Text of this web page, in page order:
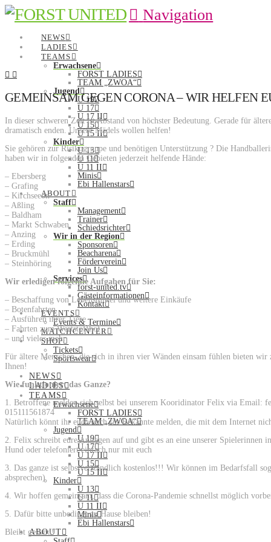
Navigation
NEWS
LADIES
TEAMS
Erwachsene
FORST LADIES
TEAM „ZWOA“
Jugend
U 19
U 17
U 17 II
U 15
U 15 II
Kinder
U 13
U 11
U 11 II
Minis
Ebi Hallenstars
ABOUT
Staff
Management
Trainer
Schiedsrichter
Wir in der Region
Sponsoren
Beacharena
Förderverein
Join Us
Services
forst-united.tv
Gästeinformationen
Kontakt
EVENTS
Events & Termine
MATCHCENTER
SHOP
Tickets
Sportswear
NEWS
LADIES
TEAMS
Erwachsene
FORST LADIES
TEAM „ZWOA“
Jugend
U 19
U 17
U 17 II
U 15
U 15 II
Kinder
U 13
U 11
U 11 II
Minis
Ebi Hallenstars
ABOUT
GEMEINSAM GEGEN CORONA – WIR HELFEN
In dieser schweren Zeit ist Abstand von höchster Bedeutung. Gerade für
dramatisch enden. Unsere Mädels wollen helfen!
Sie gehören zur Risikogruppe und benötigen Unterstützung ? Die
haben wir in folgenden Gebieten jederzeit helfende Hände:
– Ebersberg
– Grafing
– Kirchseeon
– Aßling
– Baldham
– Markt Schwaben
– Anzing
– Erding
– Bruckmühl
– Steinhöring
Wir erledigen folgende Aufgaben für Sie:
– Beschaffung von Lebensmittel und weitere Einkäufe
– Botenfahrten
– Ausführen ihrer Tiere
– Fahrten zum Wertstoffhof
– und vieles mehr
Für ältere Menschen, die sich in ihren vier Wänden einsam fühlen bieten
Ihnen!
Wie funktioniert das Ganze?
1. Betroffene melden sich selbst bei unserem Kooridinator Felix via Email:
015111561874
Natürlich könnt ihr euch auch für Bekannte melden, die mit dem Internet
2. Felix schreibt eure Anliegen auf und gibt es an eine unserer
Hund oder telefoniert einfach nur mit euch
3. Das ganze ist selbstverständlich kostenlos!!! Wir können im Bedarfsfall
absprechen)
4. Wir hoffen gemeinsam, dass die Corona-Pandemie schnellst möglich
5. Dafür bitte unbedingt zu Hause bleiben!
Bleibt gesund!